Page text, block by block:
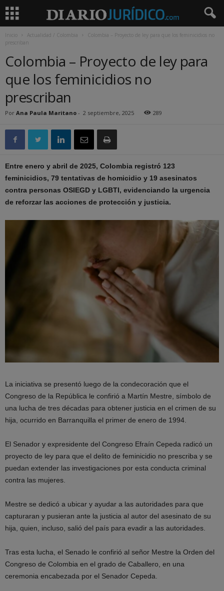
Inicio Actualidad / Colombia
Colombia – Proyecto de ley para que los feminicidios no
prescriban
Colombia – Proyecto de ley para
que los feminicidios no
prescriban
Por Ana Paula Maritano - 2 septiembre, 2025 289
Entre enero y abril de 2025, Colombia registró 123
feminicidios, 79 tentativas de homicidio y 19 asesinatos
contra personas OSIEGD y LGBTI, evidenciando la urgencia
de reforzar las acciones de protección y justicia.
La iniciativa se presentó luego de la condecoración que el
Congreso de la República le confirió a Martín Mestre, símbolo de
una lucha de tres décadas para obtener justicia en el crimen de su
hija, ocurrido en Barranquilla el primer de enero de 1994.
El Senador y expresidente del Congreso Efraín Cepeda radicó un
proyecto de ley para que el delito de feminicidio no prescriba y se
puedan extender las investigaciones por esta conducta criminal
contra las mujeres.
Mestre se dedicó a ubicar y ayudar a las autoridades para que
capturaran y pusieran ante la justicia al autor del asesinato de su
hija, quien, incluso, salió del país para evadir a las autoridades.
Tras esta lucha, el Senado le confirió al señor Mestre la Orden del
Congreso de Colombia en el grado de Caballero, en una
ceremonia encabezada por el Senador Cepeda.